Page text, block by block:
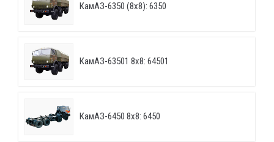
КамАЗ-6350 (8х8): 6350
КамАЗ-63501 8х8: 64501
КамАЗ-6450 8х8: 6450